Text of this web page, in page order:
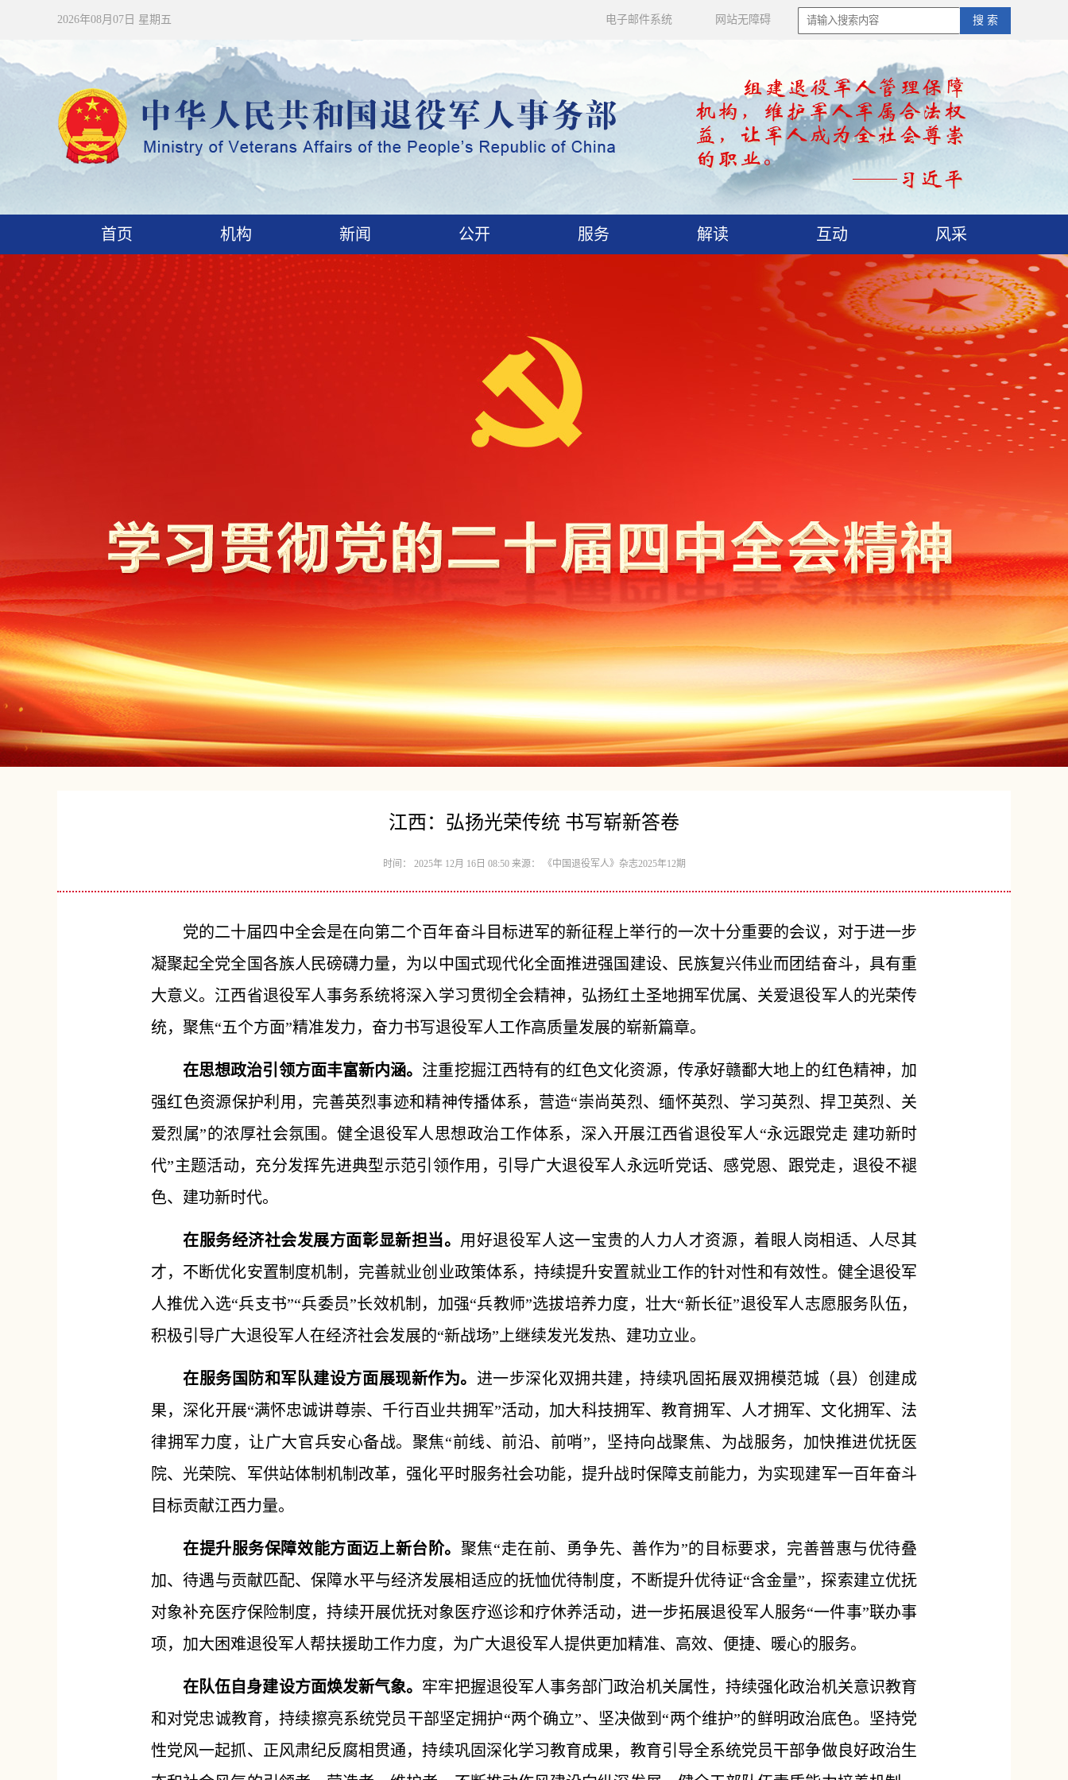
2026年08月07日 星期五 搜 索
电子邮件系统 网站无障碍
首页 机构 新闻 公开 服务 解读 互动 风采
江西：弘扬光荣传统 书写崭新答卷
时间： 2025年 12月 16日 08:50 来源： 《中国退役军人》杂志2025年12期
党的二十届四中全会是在向第二个百年奋斗目标进军的新征程上举行的一次十分重要的会议，对于进一步
凝聚起全党全国各族人民磅礴力量，为以中国式现代化全面推进强国建设、民族复兴伟业而团结奋斗，具有重
大意义。江西省退役军人事务系统将深入学习贯彻全会精神，弘扬红土圣地拥军优属、关爱退役军人的光荣传
统，聚焦“五个方面”精准发力，奋力书写退役军人工作高质量发展的崭新篇章。
在思想政治引领方面丰富新内涵。 注重挖掘江西特有的红色文化资源，传承好赣鄱大地上的红色精神，加
强红色资源保护利用，完善英烈事迹和精神传播体系，营造“崇尚英烈、缅怀英烈、学习英烈、捍卫英烈、关
爱烈属”的浓厚社会氛围。健全退役军人思想政治工作体系，深入开展江西省退役军人“永远跟党走 建功新时
代”主题活动，充分发挥先进典型示范引领作用，引导广大退役军人永远听党话、感党恩、跟党走，退役不褪
色、建功新时代。
在服务经济社会发展方面彰显新担当。 用好退役军人这一宝贵的人力人才资源，着眼人岗相适、人尽其
才，不断优化安置制度机制，完善就业创业政策体系，持续提升安置就业工作的针对性和有效性。健全退役军
人推优入选“兵支书”“兵委员”长效机制，加强“兵教师”选拔培养力度，壮大“新长征”退役军人志愿服务队伍，
积极引导广大退役军人在经济社会发展的“新战场”上继续发光发热、建功立业。
在服务国防和军队建设方面展现新作为。 进一步深化双拥共建，持续巩固拓展双拥模范城（县）创建成
果，深化开展“满怀忠诚讲尊崇、千行百业共拥军”活动，加大科技拥军、教育拥军、人才拥军、文化拥军、法
律拥军力度，让广大官兵安心备战。聚焦“前线、前沿、前哨”，坚持向战聚焦、为战服务，加快推进优抚医
院、光荣院、军供站体制机制改革，强化平时服务社会功能，提升战时保障支前能力，为实现建军一百年奋斗
目标贡献江西力量。
在提升服务保障效能方面迈上新台阶。 聚焦“走在前、勇争先、善作为”的目标要求，完善普惠与优待叠
加、待遇与贡献匹配、保障水平与经济发展相适应的抚恤优待制度，不断提升优待证“含金量”，探索建立优抚
对象补充医疗保险制度，持续开展优抚对象医疗巡诊和疗休养活动，进一步拓展退役军人服务“一件事”联办事
项，加大困难退役军人帮扶援助工作力度，为广大退役军人提供更加精准、高效、便捷、暖心的服务。
在队伍自身建设方面焕发新气象。 牢牢把握退役军人事务部门政治机关属性，持续强化政治机关意识教育
和对党忠诚教育，持续擦亮系统党员干部坚定拥护“两个确立”、坚决做到“两个维护”的鲜明政治底色。坚持党
性党风一起抓、正风肃纪反腐相贯通，持续巩固深化学习教育成果，教育引导全系统党员干部争做良好政治生